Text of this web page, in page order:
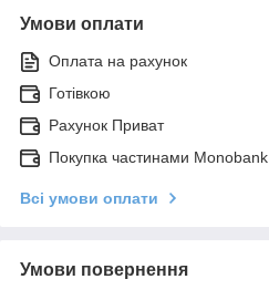
Умови оплати
Оплата на рахунок
Готівкою
Рахунок Приват
Покупка частинами Monobank
Всі умови оплати
Умови повернення